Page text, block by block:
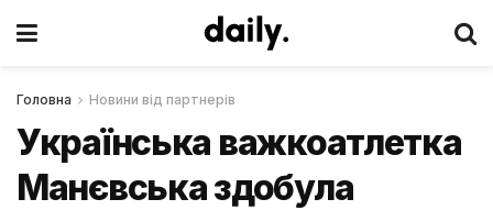
Головна Новини від партнерів
Українська важкоатлетка
Манєвська здобула